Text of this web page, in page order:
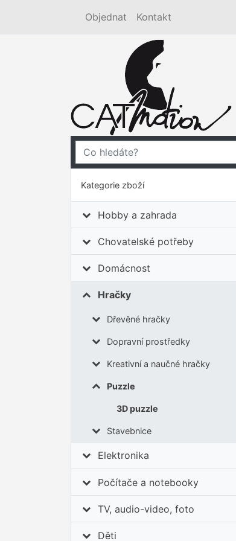
Objednat Kontakt
Kategorie zboží
Hobby a zahrada
Chovatelské potřeby
Domácnost
Hračky
Dřevěné hračky
Dopravní prostředky
Kreativní a naučné hračky
Puzzle
3D puzzle
Stavebnice
Elektronika
Počítače a notebooky
TV, audio-video, foto
Děti